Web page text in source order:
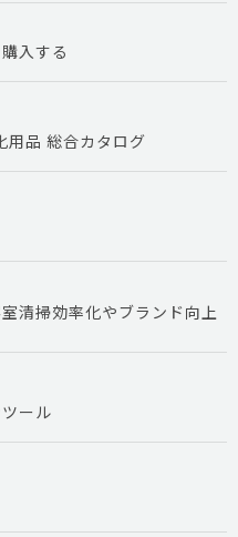
入する
用品 総合カタログ
清掃効率化やブランド向上
ール